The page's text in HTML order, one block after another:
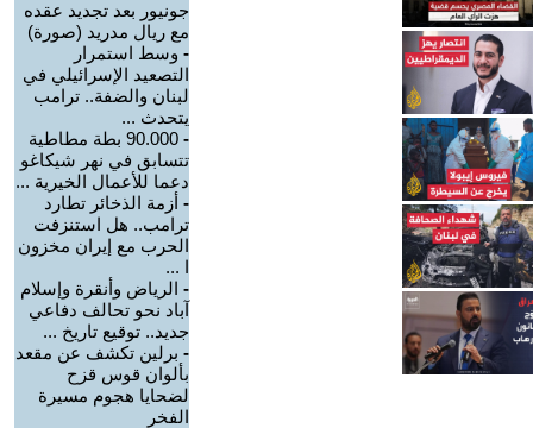
جونيور بعد تجديد عقده
مع ريال مدريد (صورة)
- وسط استمرار
التصعيد الإسرائيلي في
لبنان والضفة.. ترامب
يتحدث ...
-
90.000 بطة مطاطية
تتسابق في نهر شيكاغو
دعما للأعمال الخيرية ...
- أزمة الذخائر تطارد
ترامب.. هل استنزفت
الحرب مع إيران مخزون
ا ...
- الرياض وأنقرة وإسلام
آباد نحو تحالف دفاعي
جديد.. توقيع تاريخ ...
- برلين تكشف عن مقعد
بألوان قوس قزح
لضحايا هجوم مسيرة
الفخر